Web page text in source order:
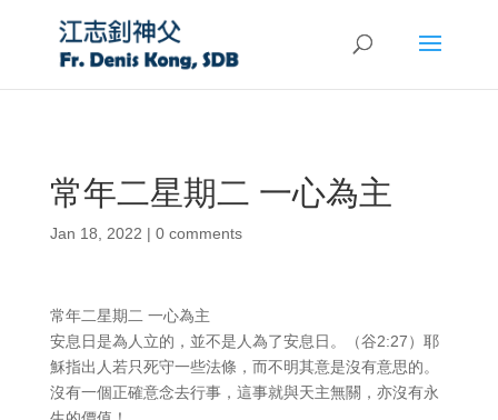
常年二星期二 一心為主
Jan 18, 2022 | 0 comments
常年二星期二 一心為主
安息日是為人立的，並不是人為了安息日。（谷2:27）耶
穌指出人若只死守一些法條，而不明其意是沒有意思的。
沒有一個正確意念去行事，這事就與天主無關，亦沒有永